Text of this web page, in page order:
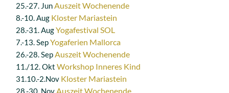
25.-27. JunAuszeit Wochenende
8.-10. Aug Kloster Mariastein
28.-31. AugYogafestival SOL
7.-13. SepYogaferien Mallorca
26.-28. SepAuszeit Wochenende
11./12. Okt Workshop Inneres Kind
31.10.-2.Nov Kloster Mariastein
28.-30. NovAuszeit Wochenende